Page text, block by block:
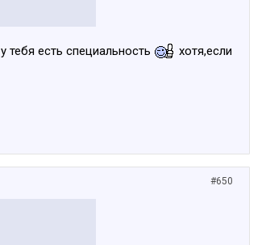
есть специальность
хотя,если
#650